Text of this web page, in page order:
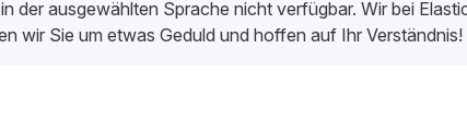
der ausgewählten Sprache nicht verfügbar. Wir bei
wir Sie um etwas Geduld und hoffen auf Ihr Verständnis!